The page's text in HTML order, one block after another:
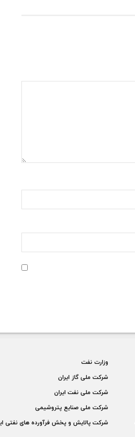
وزارت نفت
شركت ملی گاز ايران
شركت ملی نفت ايران
شركت ملی صنايع پتروشيمی
شركت پالايش و پخش فرآورده های نفتی